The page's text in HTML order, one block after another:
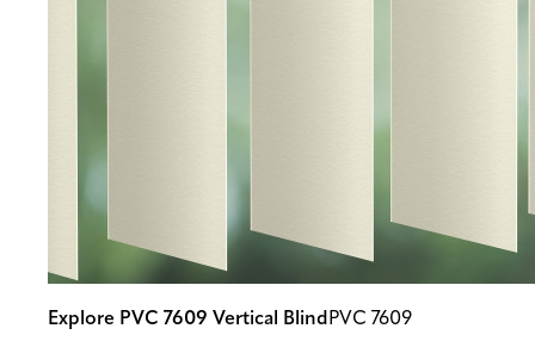
Explore PVC 7609 Vertical Blind PVC 7609